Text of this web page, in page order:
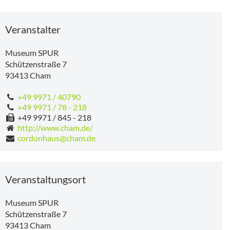
Veranstalter
Museum SPUR
Schützenstraße 7
93413Cham
+49 9971 / 40790
+49 9971 / 78 - 218
+49 9971 / 845 - 218
http://www.cham.de/
cordonhaus@cham.de
Veranstaltungsort
Museum SPUR
Schützenstraße 7
93413Cham